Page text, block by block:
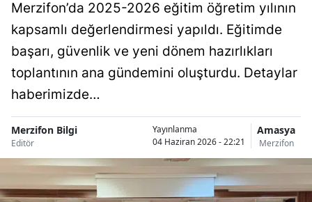
Merzifon’da 2025-2026 eğitim öğretim yılının
kapsamlı değerlendirmesi yapıldı. Eğitimde
başarı, güvenlik ve yeni dönem hazırlıkları
toplantının ana gündemini oluşturdu. Detaylar
haberimizde…
Merzifon Bilgi
Editör
Yayınlanma
04 Haziran 2026 - 22:21
Amasya
Merzifon